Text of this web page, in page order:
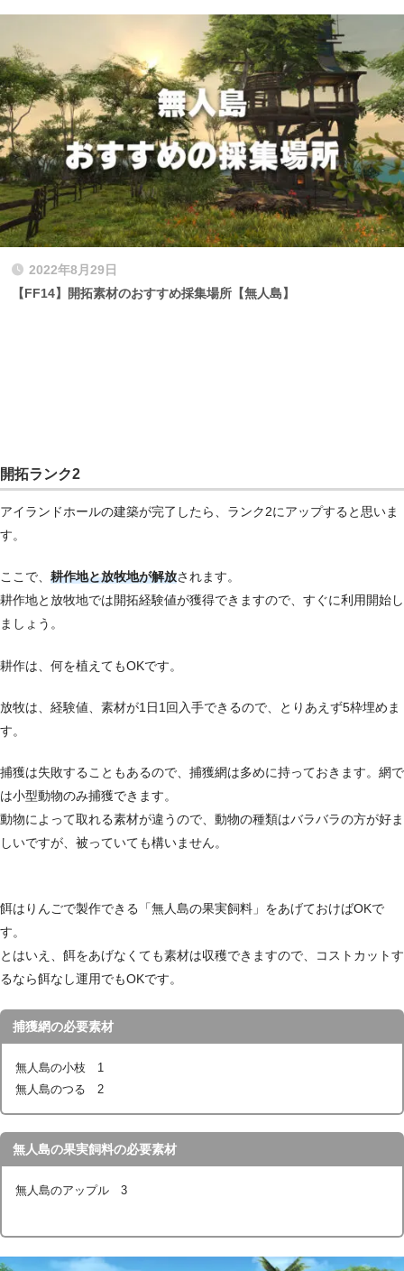
2022年8月29日
【FF14】開拓素材のおすすめ採集場所【無人島】
開拓ランク2
アイランドホールの建築が完了したら、ランク2にアップすると思いま
す。
ここで、 耕作地と放牧地が解放されます。
耕作地と放牧地では開拓経験値が獲得できますので、すぐに利用開始し
ましょう。
耕作は、何を植えてもOKです。
放牧は、経験値、素材が1日1回入手できるので、とりあえず5枠埋めま
す。
捕獲は失敗することもあるので、捕獲網は多めに持っておきます。網で
は小型動物のみ捕獲できます。
動物によって取れる素材が違うので、動物の種類はバラバラの方が好ま
しいですが、被っていても構いません。
餌はりんごで製作できる「無人島の果実飼料」をあげておけばOKで
す。
とはいえ、餌をあげなくても素材は収穫できますので、コストカットす
るなら餌なし運用でもOKです。
捕獲網の必要素材
無人島の小枝 1
無人島のつる 2
無人島の果実飼料の必要素材
無人島のアップル 3